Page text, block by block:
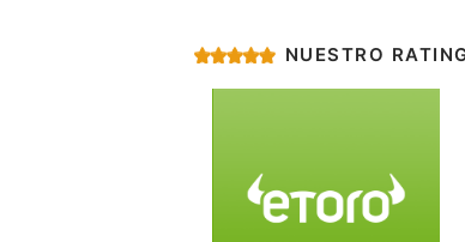
NUESTRO